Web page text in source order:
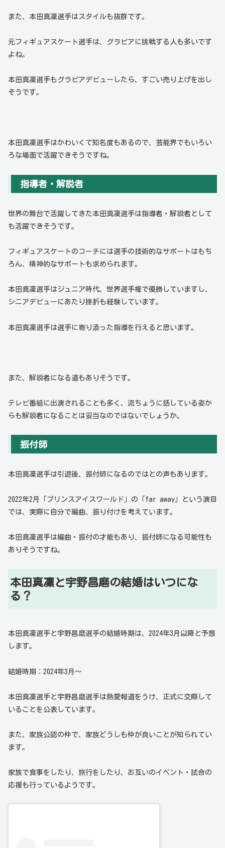
また、本田真凜選手はスタイルも抜群です。
元フィギュアスケート選手は、グラビアに挑戦する人も多いです
よね。
本田真凜選手もグラビアデビューしたら、すごい売り上げを出し
そうです。
本田真凜選手はかわいくて知名度もあるので、芸能界でもいろい
ろな場面で活躍できそうですね。
指導者・解説者
世界の舞台で活躍してきた本田真凜選手は指導者・解説者として
も活躍できそうです。
フィギュアスケートのコーチには選手の技術的なサポートはもち
ろん、精神的なサポートも求められます。
本田真凜選手はジュニア時代、世界選手権で優勝していますし、
シニアデビューにあたり挫折も経験しています。
本田真凜選手は選手に寄り添った指導を行えると思います。
また、解説者になる道もありそうです。
テレビ番組に出演されることも多く、流ちょうに話している姿か
らも解説者になることは妥当なのではないでしょうか。
振付師
本田真凜選手は引退後、振付師になるのではとの声もあります。
2022年2月「プリンスアイスワールド」の「far away」という演目
では、実際に自分で編曲、振り付けを考えています。
本田真凜選手は編曲・振付の才能もあり、振付師になる可能性も
ありそうですね。
本田真凜と宇野昌磨の結婚はいつにな
る？
本田真凜選手と宇野昌磨選手の結婚時期は、2024年3月以降と予想
します。
結婚時期：2024年3月～
本田真凜選手と宇野昌磨選手は熱愛報道をうけ、正式に交際して
いることを公表しています。
また、家族公認の仲で、家族どうしも仲が良いことが知られてい
ます。
家族で食事をしたり、旅行をしたり、お互いのイベント・試合の
応援も行っているようです。